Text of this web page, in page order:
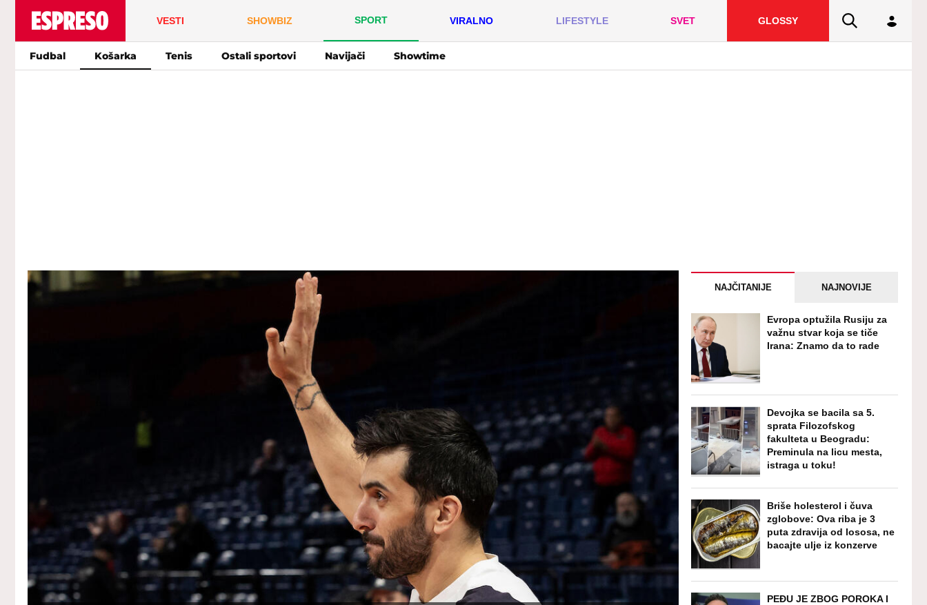
VESTI SHOWBIZ SPORT VIRALNO LIFESTYLE SVET GLOSSY
Fudbal Košarka Tenis Ostali sportovi Navijači Showtime
NAJČITANIJE NAJNOVIJE
Evropa optužila Rusiju za
važnu stvar koja se tiče
Irana: Znamo da to rade
Devojka se bacila sa 5.
sprata Filozofskog
fakulteta u Beogradu:
Preminula na licu mesta,
istraga u toku!
Briše holesterol i čuva
zglobove: Ova riba je 3
puta zdravija od lososa, ne
bacajte ulje iz konzerve
PEĐU JE ZBOG POROKA I